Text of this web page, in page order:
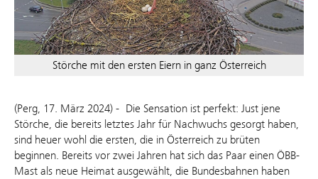
Störche mit den ersten Eiern in ganz Österreich
(Perg, 17. März 2024) - Die Sensation ist perfekt: Just jene
Störche, die bereits letztes Jahr für Nachwuchs gesorgt haben,
sind heuer wohl die ersten, die in Österreich zu brüten
beginnen. Bereits vor zwei Jahren hat sich das Paar einen ÖBB-
Mast als neue Heimat ausgewählt, die Bundesbahnen haben